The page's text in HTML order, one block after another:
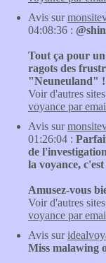
Avis sur
04:08:36 :
Tout ça pour
ragots des
"Neuneuland"
Voir d'autres
voyance par
Avis sur
01:26:04 :
de
la voyance,
Amusez-vous
Voir d'autres
voyance par
Avis sur
Miss malawing